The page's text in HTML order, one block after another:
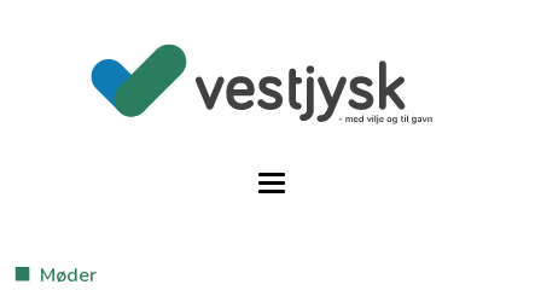
Møder